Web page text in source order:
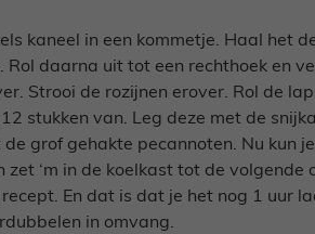
kaneel in een kommetje. Haal het
Rol daarna uit tot een rechthoek en
Strooi de rozijnen erover. Rol de
stukken van. Leg deze met de
grof gehakte pecannoten. Nu kun
‘m in de koelkast tot de volgende
En dat is dat je het nog 1 uur
in omvang.